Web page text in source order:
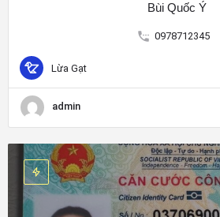
Bùi Quốc Ý
0978712345
Lừa Gạt
admin